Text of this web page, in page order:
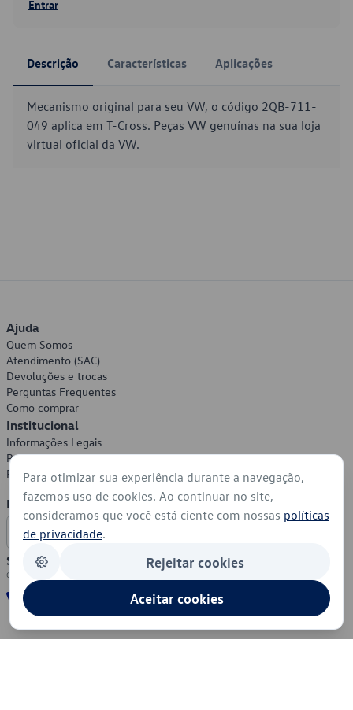
Entrar
Descrição Características Aplicações
Mecanismo original para seu VW, o código 2QB-711-
049 aplica em T-Cross. Peças VW genuínas na sua loja
virtual oficial da VW.
Ajuda
Quem Somos
Atendimento (SAC)
Devoluções e trocas
Perguntas Frequentes
Como comprar
Institucional
Informações Legais
Política de Privacidade
Política de Cookies
Formas de Pagamento
Segurança
Para otimizar sua experiência durante a navegação,
fazemos uso de cookies. Ao continuar no site,
consideramos que você está ciente com nossas políticas
de privacidade.
Rejeitar cookies
Aceitar cookies